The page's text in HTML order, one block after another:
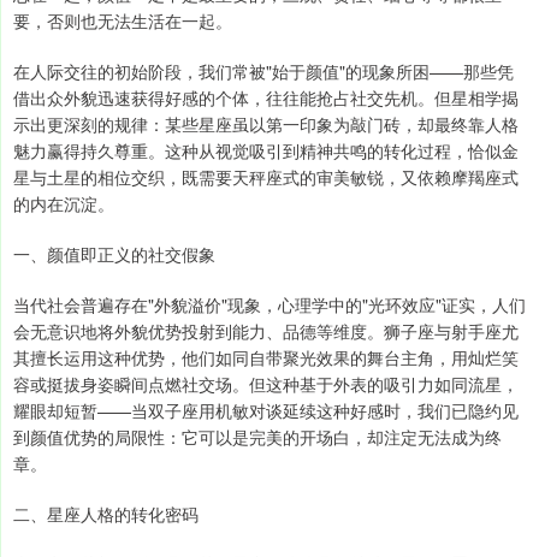
要，否则也无法生活在一起。
在人际交往的初始阶段，我们常被"始于颜值"的现象所困——那些凭
借出众外貌迅速获得好感的个体，往往能抢占社交先机。但星相学揭
示出更深刻的规律：某些星座虽以第一印象为敲门砖，却最终靠人格
魅力赢得持久尊重。这种从视觉吸引到精神共鸣的转化过程，恰似金
星与土星的相位交织，既需要天秤座式的审美敏锐，又依赖摩羯座式
的内在沉淀。
一、颜值即正义的社交假象
当代社会普遍存在"外貌溢价"现象，心理学中的"光环效应"证实，人们
会无意识地将外貌优势投射到能力、品德等维度。狮子座与射手座尤
其擅长运用这种优势，他们如同自带聚光效果的舞台主角，用灿烂笑
容或挺拔身姿瞬间点燃社交场。但这种基于外表的吸引力如同流星，
耀眼却短暂——当双子座用机敏对谈延续这种好感时，我们已隐约见
到颜值优势的局限性：它可以是完美的开场白，却注定无法成为终
章。
二、星座人格的转化密码